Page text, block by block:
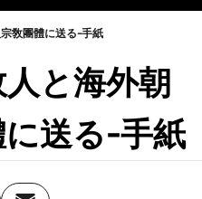
敎團體に送る-手紙
と海外朝
送る-手紙